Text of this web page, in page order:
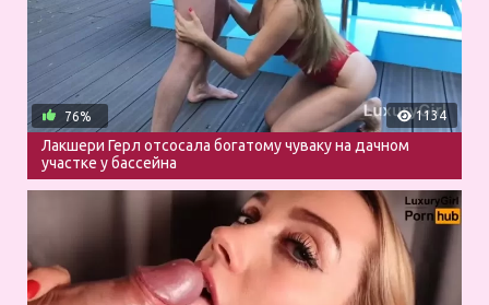
1134
76%
Лакшери Герл отсосала богатому чуваку на дачном
участке у бассейна